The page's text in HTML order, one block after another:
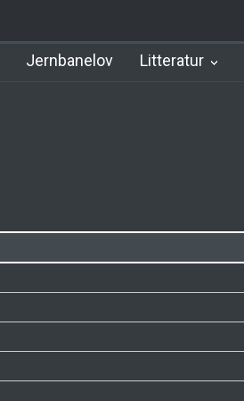
Jernbanelov Litteratur